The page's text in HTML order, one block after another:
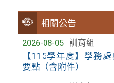
相關公告
2026-08-05
訓育組
【115學年度】學務
要點（含附件）